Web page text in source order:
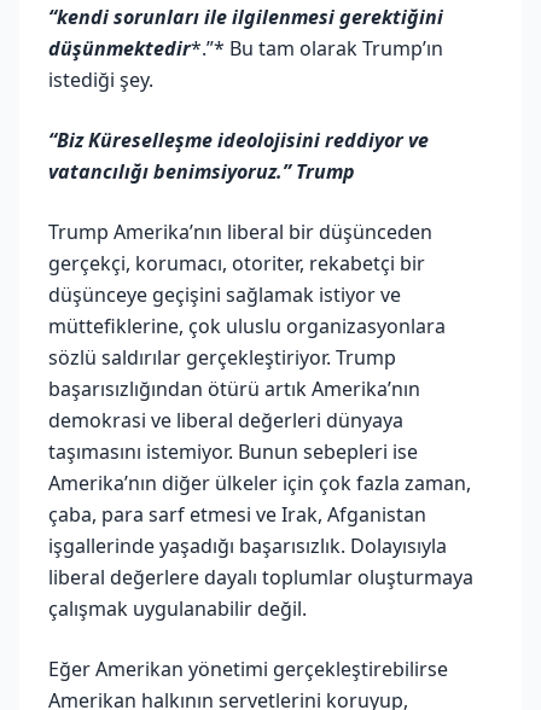
“kendi sorunları ile ilgilenmesi gerektiğini
düşünmektedir*.”* Bu tam olarak Trump’ın
istediği şey.
“Biz Küreselleşme ideolojisini reddiyor ve
vatancılığı benimsiyoruz.” Trump
Trump Amerika’nın liberal bir düşünceden
gerçekçi, korumacı, otoriter, rekabetçi bir
düşünceye geçişini sağlamak istiyor ve
müttefiklerine, çok uluslu organizasyonlara
sözlü saldırılar gerçekleştiriyor. Trump
başarısızlığından ötürü artık Amerika’nın
demokrasi ve liberal değerleri dünyaya
taşımasını istemiyor. Bunun sebepleri ise
Amerika’nın diğer ülkeler için çok fazla zaman,
çaba, para sarf etmesi ve Irak, Afganistan
işgallerinde yaşadığı başarısızlık. Dolayısıyla
liberal değerlere dayalı toplumlar oluşturmaya
çalışmak uygulanabilir değil.
Eğer Amerikan yönetimi gerçekleştirebilirse
Amerikan halkının servetlerini koruyup,